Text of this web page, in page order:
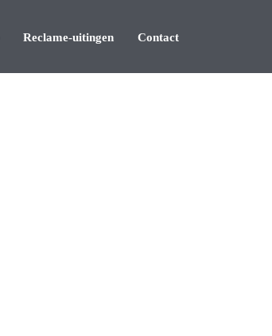
Reclame-uitingen Contact